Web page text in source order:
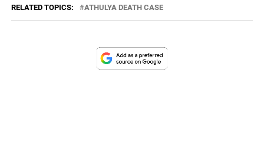
RELATED TOPICS: ATHULYA DEATH CASE